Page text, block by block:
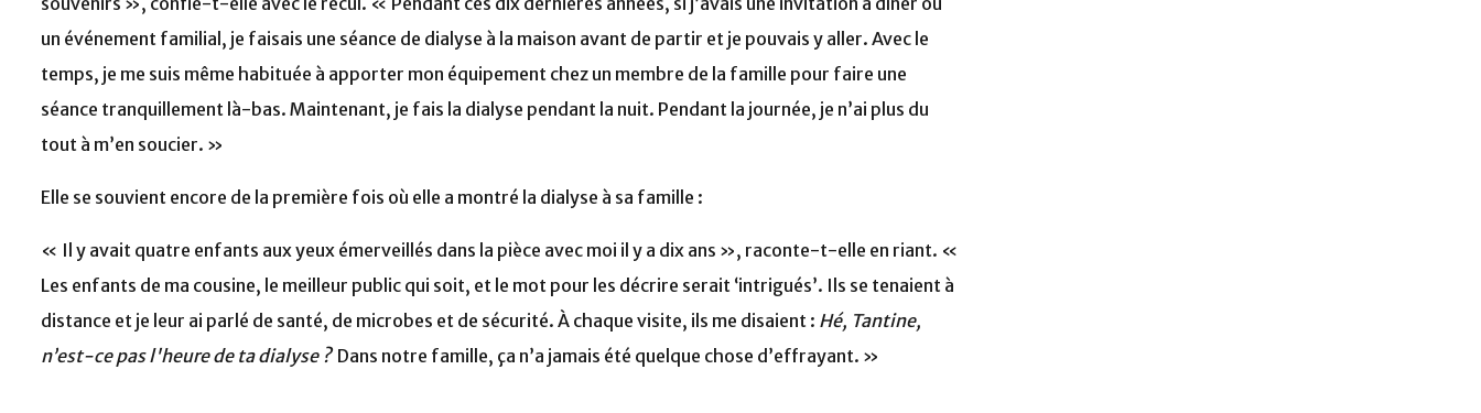
un événement familial, je faisais une séance de dialyse à la maison avant de partir et je pouvais y aller. Avec le
temps, je me suis même habituée à apporter mon équipement chez un membre de la famille pour faire une
séance tranquillement là-bas. Maintenant, je fais la dialyse pendant la nuit. Pendant la journée, je n’ai plus du
tout à m’en soucier. »
Elle se souvient encore de la première fois où elle a montré la dialyse à sa famille :
« Il y avait quatre enfants aux yeux émerveillés dans la pièce avec moi il y a dix ans », raconte-t-elle en riant. «
Les enfants de ma cousine, le meilleur public qui soit, et le mot pour les décrire serait ‘intrigués’. Ils se tenaient à
distance et je leur ai parlé de santé, de microbes et de sécurité. À chaque visite, ils me disaient : Hé, Tantine,
n’est-ce pas l'heure de ta dialyse ?Dans notre famille, ça n’a jamais été quelque chose d’effrayant. »